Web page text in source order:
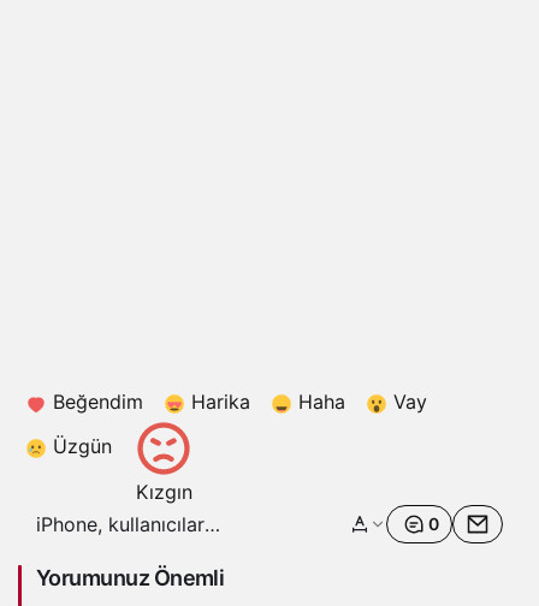
Beğendim Harika Haha
Vay
Üzgün
Kızgın
iPhone, kullanıcılar
Filistin bayrağı emojisi
0
Yorumunuz Önemli